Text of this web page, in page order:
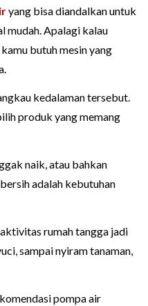
yang bisa diandalkan untuk
mudah. Apalagi kalau
butuh mesin yang
kedalaman tersebut.
produk yang memang
naik, atau bahkan
adalah kebutuhan
rumah tangga jadi
sampai nyiram tanaman,
pompa air